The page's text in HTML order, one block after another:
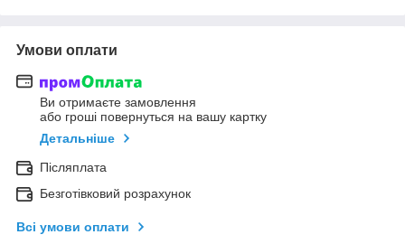
Умови оплати
Ви отримаєте замовлення
або гроші повернуться на вашу картку
Детальніше
Післяплата
Безготівковий розрахунок
Всі умови оплати